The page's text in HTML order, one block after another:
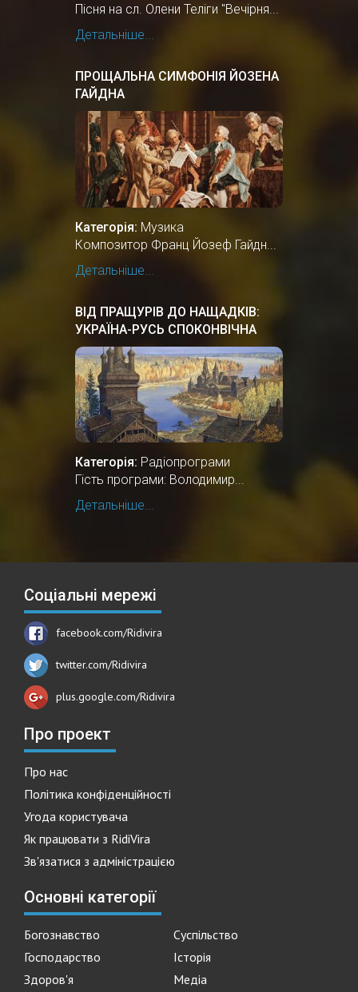
Пісня на сл. Олени Теліги "Вечірня...
Детальніше...
ПРОЩАЛЬНА СИМФОНІЯ ЙОЗЕНА
ГАЙДНА
Категорія: Музика
Композитор Франц Йозеф Гайдн...
Детальніше...
ВІД ПРАЩУРІВ ДО НАЩАДКІВ:
УКРАЇНА-РУСЬ СПОКОНВІЧНА
ЗЕМЛЯ
Категорія: Радіопрограми
Гість програми: Володимир...
Детальніше...
Соціальні мережі
facebook.com/Ridivira
twitter.com/Ridivira
plus.google.com/Ridivira
Про проект
Про нас
Політика конфіденційності
Угода користувача
Як працювати з RidiVira
Зв'язатися з адміністрацією
Основні категорії
Богознавство
Суспільство
Господарство
Історія
Здоров'я
Медіа